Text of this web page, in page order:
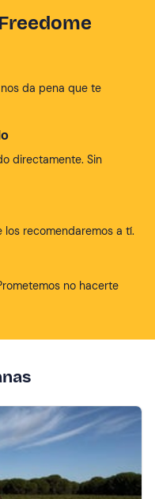
da pena que te
directamente. Sin
los recomendaremos a tí.
no hacerte